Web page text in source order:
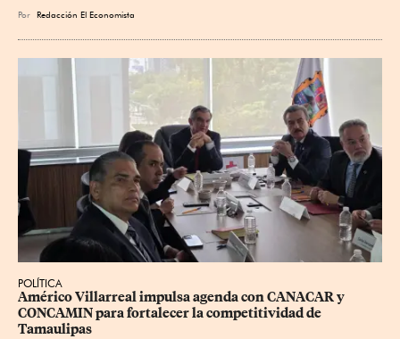
Por Redacción El Economista
POLÍTICA
Américo Villarreal impulsa agenda con CANACAR y
CONCAMIN para fortalecer la competitividad de
Tamaulipas